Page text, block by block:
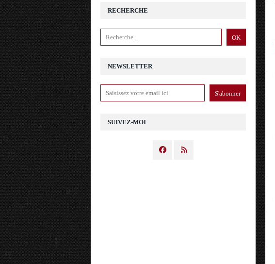
NEWSLETTER
SUIVEZ-MOI
RECHERCHE